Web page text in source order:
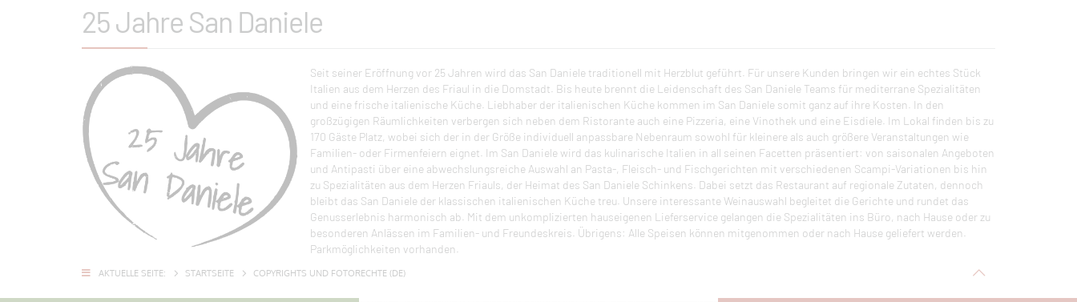
25 Jahre San Daniele
Seit seiner Eröffnung vor 25 Jahren wird das San Daniele traditionell mit Herzblut geführt. Für unsere Kunden bringen wir ein echtes Stück
Italien aus dem Herzen des Friaul in die Domstadt. Bis heute brennt die Leidenschaft des San Daniele Teams für mediterrane Spezialitäten
und eine frische italienische Küche. Liebhaber der italienischen Küche kommen im San Daniele somit ganz auf ihre Kosten. In den
großzügigen Räumlichkeiten verbergen sich neben dem Ristorante auch eine Pizzeria, eine Vinothek und eine Eisdiele. Im Lokal finden bis zu
170 Gäste Platz, wobei sich der in der Größe individuell anpassbare Nebenraum sowohl für kleinere als auch größere Veranstaltungen wie
Familien- oder Firmenfeiern eignet. Im San Daniele wird das kulinarische Italien in all seinen Facetten präsentiert: von saisonalen Angeboten
und Antipasti über eine abwechslungsreiche Auswahl an Pasta-, Fleisch- und Fischgerichten mit verschiedenen Scampi-Variationen bis hin
zu Spezialitäten aus dem Herzen Friauls, der Heimat des San Daniele Schinkens. Dabei setzt das Restaurant auf regionale Zutaten, dennoch
bleibt das San Daniele der klassischen italienischen Küche treu. Unsere interessante Weinauswahl begleitet die Gerichte und rundet das
Genusserlebnis harmonisch ab. Mit dem unkomplizierten hauseigenen Lieferservice gelangen die Spezialitäten ins Büro, nach Hause oder zu
besonderen Anlässen im Familien- und Freundeskreis. Übrigens: Alle Speisen können mitgenommen oder nach Hause geliefert werden.
Parkmöglichkeiten vorhanden.
AKTUELLE SEITE: STARTSEITE COPYRIGHTS UND FOTORECHTE (DE)